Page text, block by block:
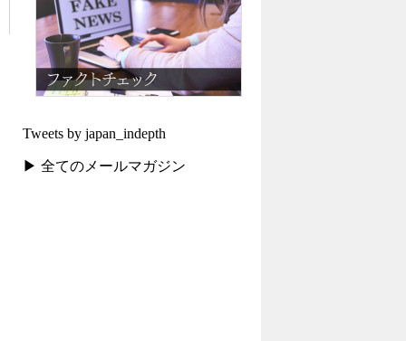
Tweets by japan_indepth
▶ 全てのメールマガジン